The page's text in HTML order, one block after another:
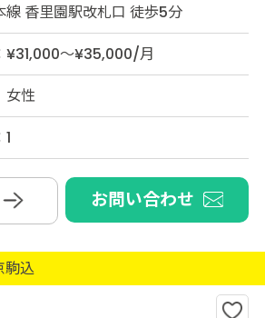
線 香里園駅改札口 徒歩5分
¥31,000～¥35,000/月
性
お問い合わせ
駒込